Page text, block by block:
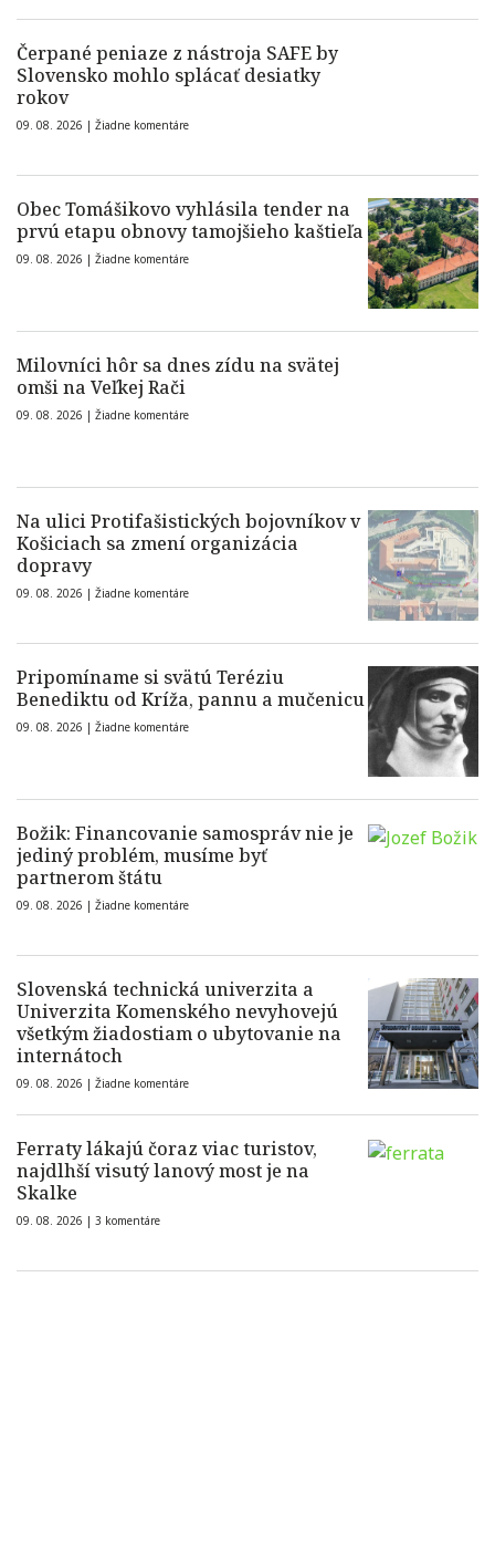
Čerpané peniaze z nástroja SAFE by
Slovensko mohlo splácať desiatky
rokov
09. 08. 2026 | Žiadne komentáre
Obec Tomášikovo vyhlásila tender na
prvú etapu obnovy tamojšieho kaštieľa
09. 08. 2026 | Žiadne komentáre
Milovníci hôr sa dnes zídu na svätej
omši na Veľkej Rači
09. 08. 2026 | Žiadne komentáre
Na ulici Protifašistických bojovníkov v
Košiciach sa zmení organizácia
dopravy
09. 08. 2026 | Žiadne komentáre
Pripomíname si svätú Teréziu
Benediktu od Kríža, pannu a mučenicu
09. 08. 2026 | Žiadne komentáre
Božik: Financovanie samospráv nie je
jediný problém, musíme byť
partnerom štátu
09. 08. 2026 | Žiadne komentáre
Slovenská technická univerzita a
Univerzita Komenského nevyhovejú
všetkým žiadostiam o ubytovanie na
internátoch
09. 08. 2026 | Žiadne komentáre
Ferraty lákajú čoraz viac turistov,
najdlhší visutý lanový most je na
Skalke
09. 08. 2026 | 3 komentáre